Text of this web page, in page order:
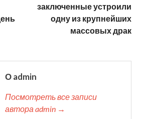
заключенные устроили
одну из крупнейших
массовых драк
О admin
Посмотреть все записи
автора admin →